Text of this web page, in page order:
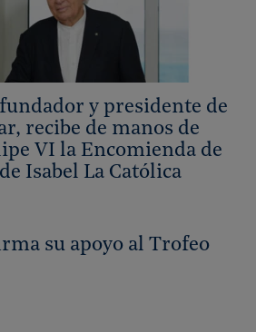
y presidente de
recibe de manos de
VI la Encomienda de
Isabel La Católica